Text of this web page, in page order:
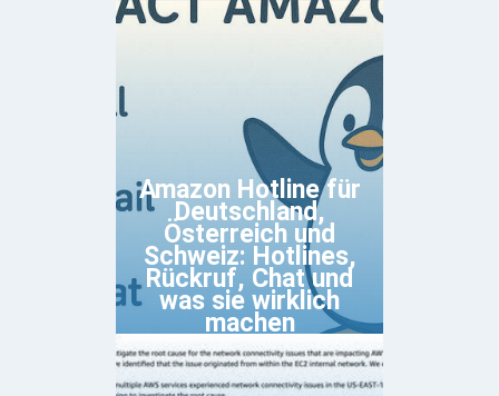
Amazon Hotline für
Deutschland,
Österreich und
Schweiz: Hotlines,
Rückruf, Chat und
was sie wirklich
machen